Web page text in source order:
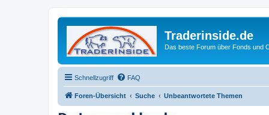
Traderinside.de
Das beste Forum über Fonds und
Schnellzugriff FAQ
Foren-Übersicht Suche Unbeantwortete Themen